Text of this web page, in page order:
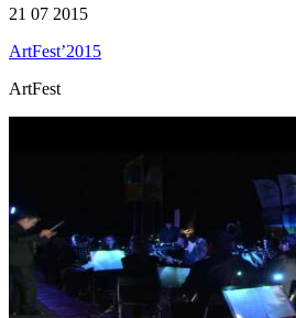
21 07 2015
ArtFest’2015
ArtFest